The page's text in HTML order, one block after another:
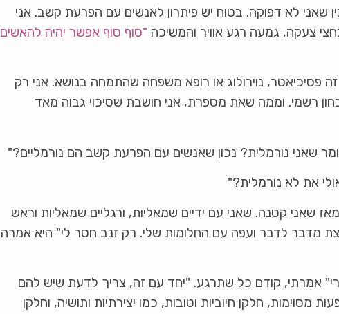
שאני לא דפוקה. בטוח יש פיתרון לאנשים עם הפרעת קשב. אני
צעקה, גמעה רגע אוויר והמשיכה "סוף סוף אפשר יהיה להאשים
פסיכיאטר, נוירולוג או רופא משפחה שהתמחה בנושא. אני רק
רשמי. וממה שאת מספרת, אני חושבת שסיכוי גבוה מאד
שאני נורמלית? נכון שאנשים עם הפרעת קשב הם נורמליים?"
את לא נורמלית?"
שאני קטנה. שאני עם ידיים שמאליות, ורגליים שמאליות וראש
מדבר לדבר ועפה עם החלומות שלי. רק זנב חסר לי" היא אמרה
אמרתי, קודם כל שתרגע. "יחד עם זה, צריך לדעת שיש להם
מסוימות, חלקן חיוביות וטובות, כמו יצירתיות ותושיה, וחלקן